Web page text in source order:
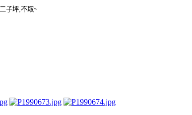
子坪 不取~